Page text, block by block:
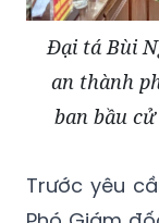
Đại tá Bùi
an thành
ban bầu
Trước yêu